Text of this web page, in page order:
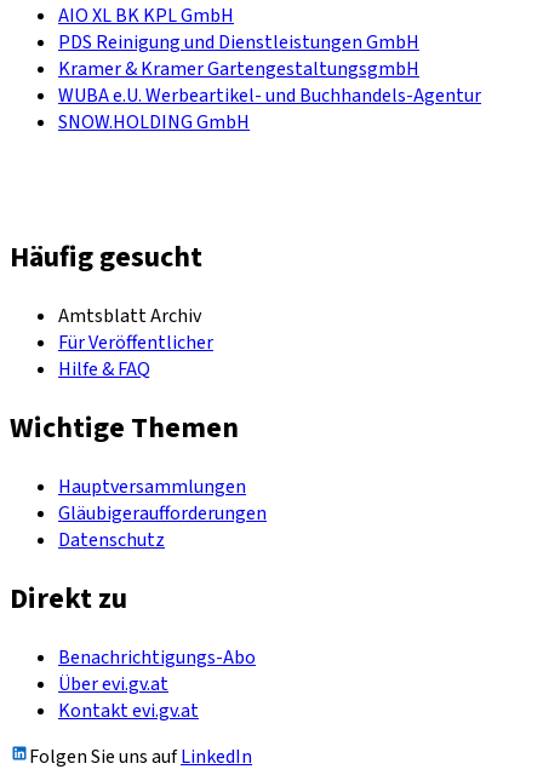
AIO XL BK KPL GmbH
PDS Reinigung und Dienstleistungen GmbH
Kramer & Kramer GartengestaltungsgmbH
WUBA e.U. Werbeartikel- und Buchhandels-Agentur
SNOW.HOLDING GmbH
Häufig gesucht
Amtsblatt Archiv
Für Veröffentlicher
Hilfe & FAQ
Wichtige Themen
Hauptversammlungen
Gläubigeraufforderungen
Datenschutz
Direkt zu
Benachrichtigungs-Abo
Über evi.gv.at
Kontakt evi.gv.at
Folgen Sie uns aufLinkedIn